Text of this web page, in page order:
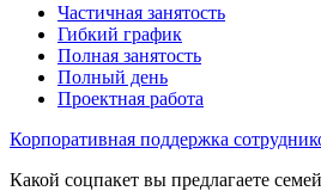
Частичная занятость
Гибкий график
Полная занятость
Полный день
Проектная работа
Корпоративная поддержка
Какой соцпакет вы предлагаете